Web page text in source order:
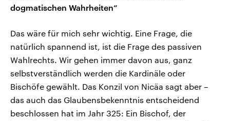
dogmatischen Wahrheiten“
Das wäre für mich sehr wichtig. Eine Frage, die
natürlich spannend ist, ist die Frage des passiven
Wahlrechts. Wir gehen immer davon aus, ganz
selbstverständlich werden die Kardinäle oder
Bischöfe gewählt. Das Konzil von Nicäa sagt aber –
das auch das Glaubensbekenntnis entscheidend
beschlossen hat im Jahr 325: Ein Bischof, der